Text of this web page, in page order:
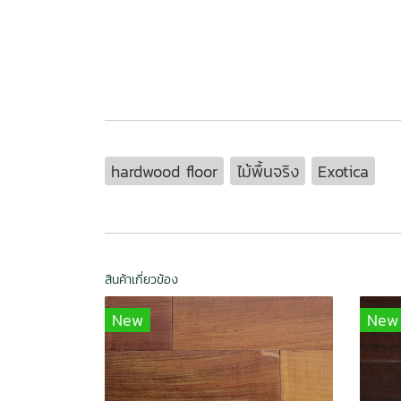
hardwood floor ไม้พื้นจริง Exotica
สินค้าเกี่ยวข้อง
New New